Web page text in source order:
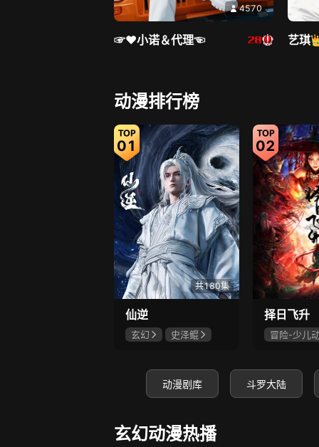
4570
☞♥小诺＆代理☜ 艺琪
4151
苏念一 良田
动漫排行榜
01
共180集
仙逆
玄幻
史泽鲲
02
择日飞升
冒险-少儿
动漫剧库 斗罗大陆
玄幻动漫热播